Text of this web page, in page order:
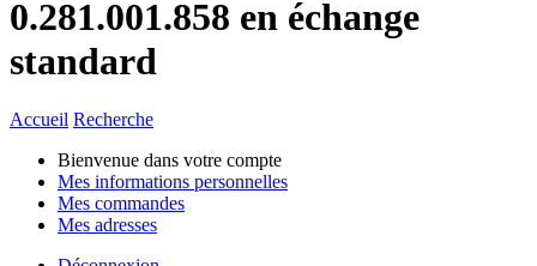
0.281.001.858 en échange
standard
Accueil Recherche
Bienvenue dans votre compte
Mes informations personnelles
Mes commandes
Mes adresses